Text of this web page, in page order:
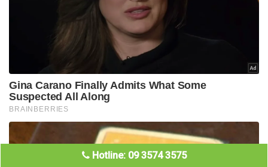
Hotline: 09 3574 3575